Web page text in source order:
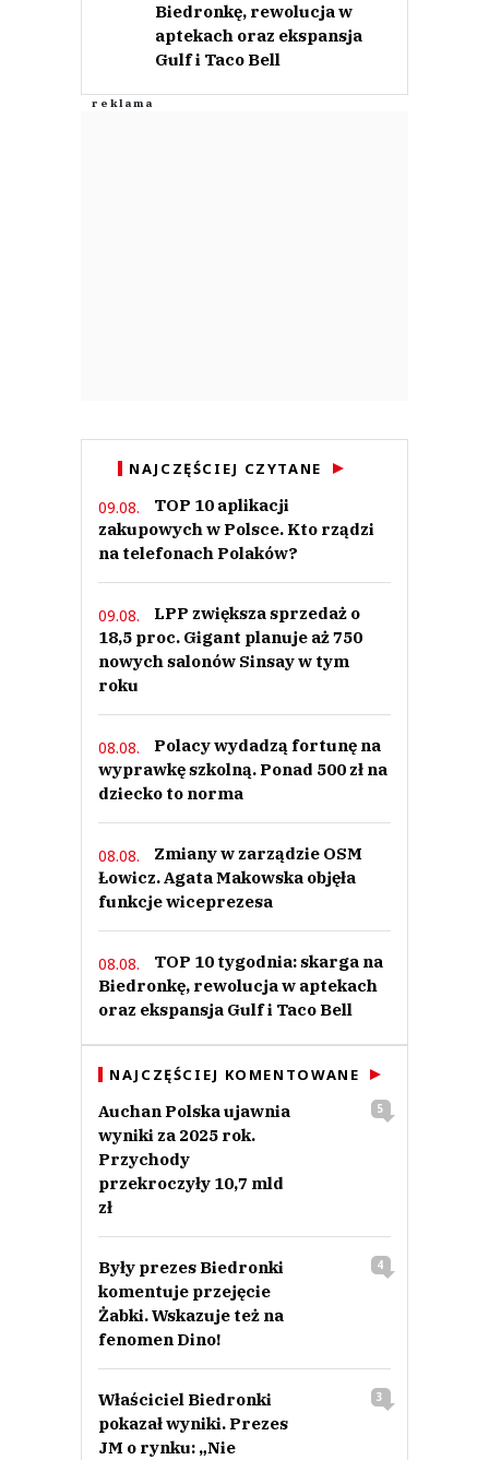
Biedronkę, rewolucja w
aptekach oraz ekspansja
Gulf i Taco Bell
NAJCZĘŚCIEJ CZYTANE
09.08.
TOP 10 aplikacji
zakupowych w Polsce. Kto rządzi
na telefonach Polaków?
09.08.
LPP zwiększa sprzedaż o
18,5 proc. Gigant planuje aż 750
nowych salonów Sinsay w tym
roku
08.08.
Polacy wydadzą fortunę na
wyprawkę szkolną. Ponad 500 zł na
dziecko to norma
08.08.
Zmiany w zarządzie OSM
Łowicz. Agata Makowska objęła
funkcje wiceprezesa
08.08.
TOP 10 tygodnia: skarga na
Biedronkę, rewolucja w aptekach
oraz ekspansja Gulf i Taco Bell
NAJCZĘŚCIEJ KOMENTOWANE
Auchan Polska ujawnia
wyniki za 2025 rok.
Przychody
przekroczyły 10,7 mld
zł
5
Były prezes Biedronki
komentuje przejęcie
Żabki. Wskazuje też na
fenomen Dino!
4
Właściciel Biedronki
pokazał wyniki. Prezes
JM o rynku: „Nie
3